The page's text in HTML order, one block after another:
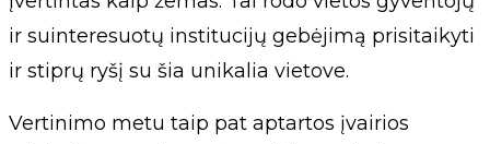
ir suinteresuotų institucijų gebėjimą prisitaikyti
ir stiprų ryšį su šia unikalia vietove.
Vertinimo metu taip pat aptartos įvairios